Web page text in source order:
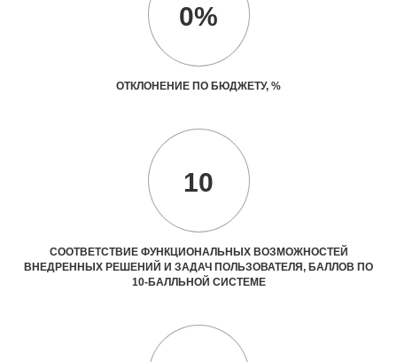
0%
ОТКЛОНЕНИЕ ПО БЮДЖЕТУ, %
10
СООТВЕТСТВИЕ ФУНКЦИОНАЛЬНЫХ ВОЗМОЖНОСТЕЙ
ВНЕДРЕННЫХ РЕШЕНИЙ И ЗАДАЧ ПОЛЬЗОВАТЕЛЯ, БАЛЛОВ ПО
10-БАЛЛЬНОЙ СИСТЕМЕ